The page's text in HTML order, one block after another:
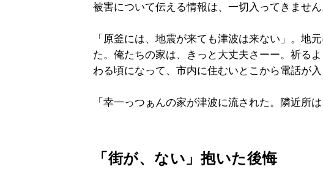
被害について伝える情報は、一切入ってきません
「原釜には、地震が来ても津波は来ない」。地
た。俺たちの家は、きっと大丈夫さーー。祈る
わる頃になって、市内に住むいとこから電話が入
「幸一っつぁんの家が津波に流された。隣近所は
「街が、ない」抱いた後悔